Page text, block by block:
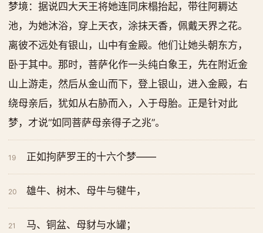
梦境：据说四大天王将她连同床榻抬起，带往阿耨达
池，为她沐浴，穿上天衣，涂抹天香，佩戴天界之花。
离彼不远处有银山，山中有金殿。他们让她头朝东方，
卧于其中。那时，菩萨化作一头纯白象王，先在附近金
山上游走，然后从金山而下，登上银山，进入金殿，右
绕母亲后，犹如从右胁而入，入于母胎。正是针对此
梦，才说“如同菩萨母亲得子之兆”。
19 正如拘萨罗王的十六个梦——
20 雄牛、树木、母牛与犍牛，
21 马、铜盆、母豺与水罐；